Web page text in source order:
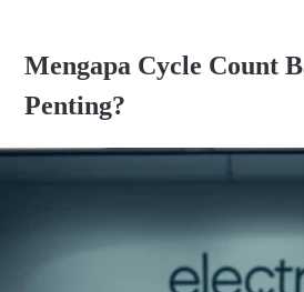
Mengapa Cycle Count
Penting?